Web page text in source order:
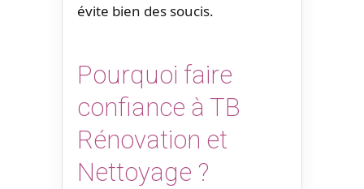
évite bien des soucis.
Pourquoi faire
confiance à TB
Rénovation et
Nettoyage ?